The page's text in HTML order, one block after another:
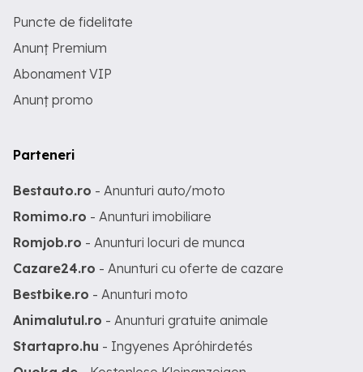
Puncte de fidelitate
Anunț Premium
Abonament VIP
Anunț promo
Parteneri
Bestauto.ro - Anunturi auto/moto
Romimo.ro - Anunturi imobiliare
Romjob.ro - Anunturi locuri de munca
Cazare24.ro - Anunturi cu oferte de cazare
Bestbike.ro - Anunturi moto
Animalutul.ro - Anunturi gratuite animale
Startapro.hu - Ingyenes Apróhirdetés